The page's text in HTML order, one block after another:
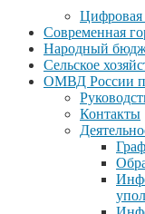
Цифровая
Современная
Народный
Сельское
ОМВД России
Контакты